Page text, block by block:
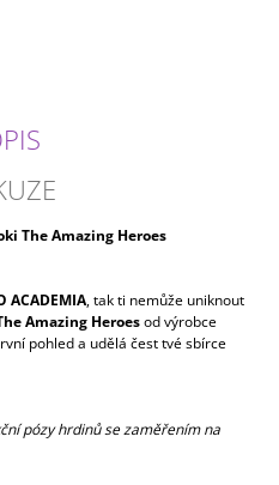
The Amazing Heroes
ACADEMIA, tak ti nemůže uniknout
Amazing Heroesod výrobce
pohled a udělá čest tvé sbírce
pózy hrdinů se zaměřením na